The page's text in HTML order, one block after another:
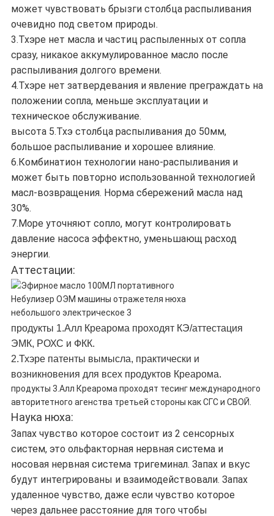
может чувствовать брызги столбца распыливания
очевидно под светом природы.
3.Тхэре нет масла и частиц распыленных от сопла
сразу, никакое аккумулированное масло после
распыливания долгого времени.
4.Тхэре нет затвердевания и явление преграждать на
положении сопла, меньше эксплуатации и
техническое обслуживание.
высота 5.Тхэ столбца распыливания до 50мм,
большое распыливание и хорошее влияние.
6.Комбинатион технологии нано-распыливания и
может быть повторно использованной технологией
масл-возвращения. Норма сбережений масла над
30%.
7.Море уточняют сопло, могут контролировать
давление насоса эффектно, уменьшающ расход
энергии.
Аттестации:
продукты 1.Алл Креарома проходят КЭ/аттестация
ЭМК, РОХС и ФКК.
2.Тхэре патенты вымысла, практически и
возникновения для всех продуктов Креарома.
продукты 3.Алл Креарома проходят тесинг международного
авторитетного агенства третьей стороны как СГС и СВОЙ.
Наука нюха:
Запах чувство которое состоит из 2 сенсорных
систем, это ольфакторная нервная система и
носовая нервная система тригеминал. Запах и вкус
будут интегрированы и взаимодействовали. Запах
удаленное чувство, даже если чувство которое
через дальнее расстояние для того чтобы